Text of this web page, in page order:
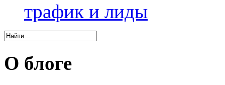
трафик и лиды
О блоге